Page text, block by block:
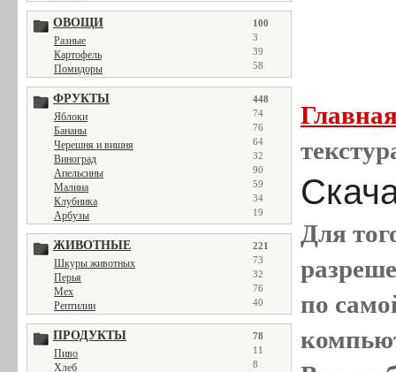
ОВОЩИ 100
Разные 3
Картофель 39
Помидоры 58
ФРУКТЫ 448
Яблоки 74
Бананы 76
Черешня и вишня 64
Виноград 32
Апельсины 90
Малина 59
Клубника 34
Арбузы 19
ЖИВОТНЫЕ 221
Шкуры животных 73
Перья 32
Мех 76
Рептилии 40
ПРОДУКТЫ 78
Пиво 11
Хлеб 8
Для
по